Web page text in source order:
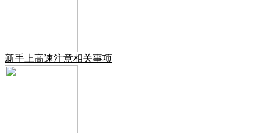
新手上高速注意相关事项